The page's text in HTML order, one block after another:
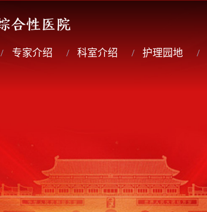
专家介绍 科室介绍 护理园地